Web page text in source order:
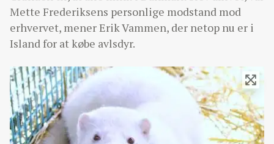
Mette Frederiksens personlige modstand mod
erhvervet, mener Erik Vammen, der netop nu er i
Island for at købe avlsdyr.